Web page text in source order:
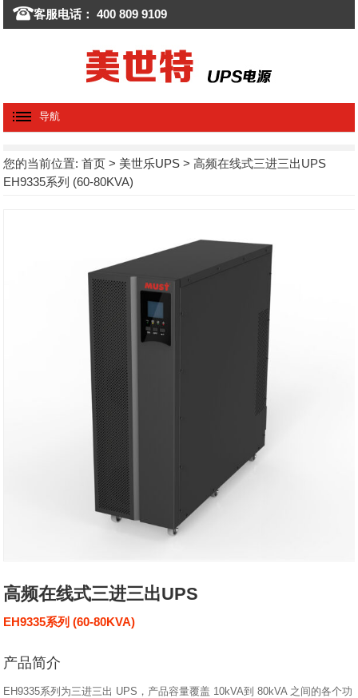
客服电话： 400 809 9109
导航
您的当前位置:首页 > 美世乐UPS > 高频在线式三进三出UPS
EH9335系列 (60-80KVA)
高频在线式三进三出UPS
EH9335系列 (60-80KVA)
产品简介
EH9335系列为三进三出 UPS，产品容量覆盖 10kVA到 80kVA 之间的各个功